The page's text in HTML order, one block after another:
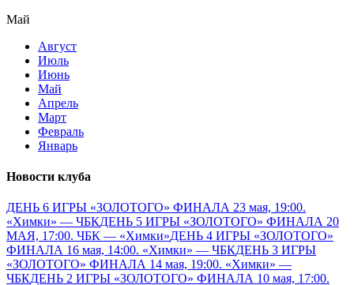
Май
Август
Июль
Июнь
Май
Апрель
Март
Февраль
Январь
Новости клуба
ДЕНЬ 6 ИГРЫ «ЗОЛОТОГО» ФИНАЛА 23 мая, 19:00.
«Химки» — ЧБКДЕНЬ 5 ИГРЫ «ЗОЛОТОГО» ФИНАЛА 20
МАЯ, 17:00. ЧБК — «Химки»ДЕНЬ 4 ИГРЫ «ЗОЛОТОГО»
ФИНАЛА 16 мая, 14:00. «Химки» — ЧБКДЕНЬ 3 ИГРЫ
«ЗОЛОТОГО» ФИНАЛА 14 мая, 19:00. «Химки» —
ЧБКДЕНЬ 2 ИГРЫ «ЗОЛОТОГО» ФИНАЛА 10 мая, 17:00.